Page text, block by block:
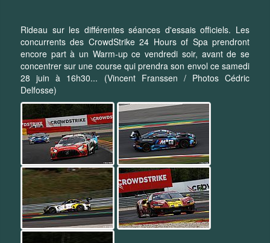
Rideau sur les différentes séances d'essais officiels. Les
concurrents des CrowdStrike 24 Hours of Spa prendront
encore part à un Warm-up ce vendredi soir, avant de se
concentrer sur une course qui prendra son envol ce samedi
28 juin à 16h30... (Vincent Franssen / Photos Cédric
Delfosse)